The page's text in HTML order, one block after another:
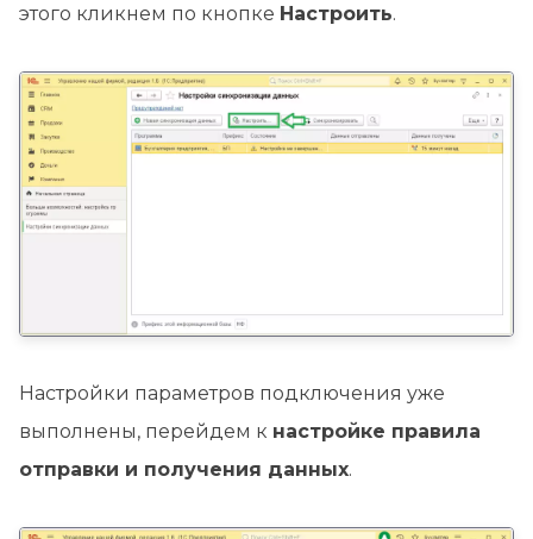
этого кликнем по кнопке Настроить.
Настройки параметров подключения уже
выполнены, перейдем к настройке правила
отправки и получения данных.